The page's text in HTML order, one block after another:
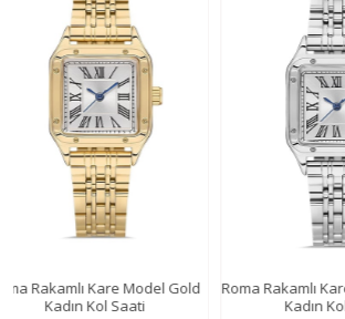
Model Gold
Saati
Roma Rakamlı Kare Model
Kadın Kol Saati